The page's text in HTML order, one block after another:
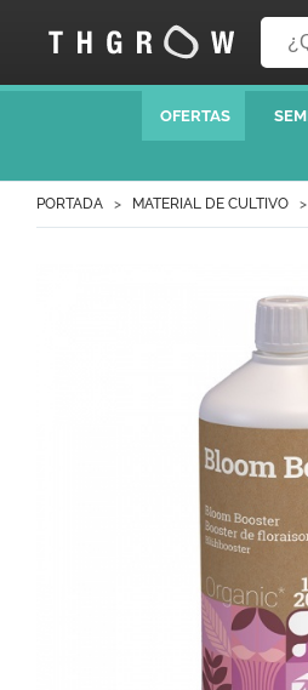
OFERTAS
PORTADA MATERIAL DE CULTIVO